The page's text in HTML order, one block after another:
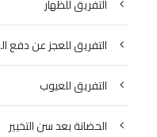
التفريق للظهار
التفريق للعجز عن دفع
التفريق للعيوب
الحضانة بعد سن التخيير